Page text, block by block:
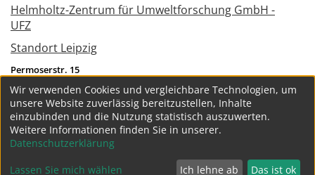
Helmholtz-Zentrum für Umweltforschung GmbH -
UFZ
Standort Leipzig
Permoserstr. 15
04318
Tel.:
+49 341 2351337
falk.harnisch@ufz.de
weitere Projekte
Wir verwenden Cookies und vergleichbare Technologien, um
unsere Website zuverlässig bereitzustellen, Inhalte
einzubinden und die Nutzung statistisch auszuwerten.
Weitere Informationen finden Sie in unserer.
Datenschutzerklärung
Lassen Sie mich wählen Ich lehne ab Das ist ok